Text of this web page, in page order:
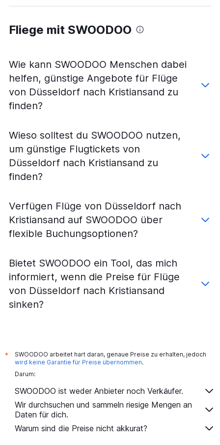
Fliege mit SWOODOO
Wie kann SWOODOO Menschen dabei
helfen, günstige Angebote für Flüge
von Düsseldorf nach Kristiansand zu
finden?
Wieso solltest du SWOODOO nutzen,
um günstige Flugtickets von
Düsseldorf nach Kristiansand zu
finden?
Verfügen Flüge von Düsseldorf nach
Kristiansand auf SWOODOO über
flexible Buchungsoptionen?
Bietet SWOODOO ein Tool, das mich
informiert, wenn die Preise für Flüge
von Düsseldorf nach Kristiansand
sinken?
*
SWOODOO arbeitet hart daran, genaue Preise zu erhalten, jedoch
wird keine Garantie für Preise übernommen.
Darum:
SWOODOO ist weder Anbieter noch Verkäufer.
Wir durchsuchen und sammeln riesige Mengen an
Daten für dich.
Warum sind die Preise nicht akkurat?